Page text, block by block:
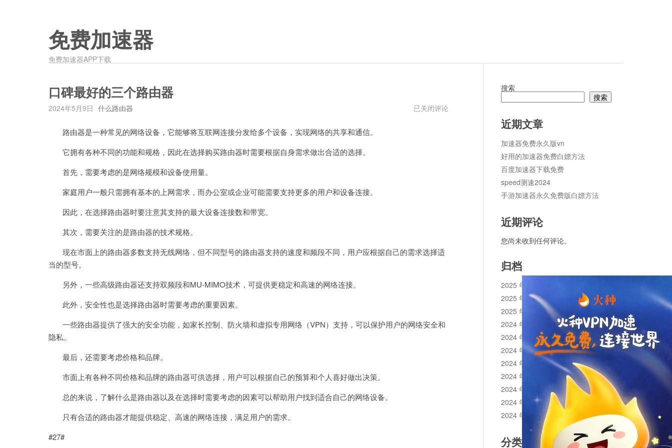
免费加速器
免费加速器APP下载
口碑最好的三个路由器
2024年5月9日 什么路由器
口
已关闭评论
路由器是一种常见的网络设备，它能够将互联网连接分发给多个设备，实现网络的共享和通信。
它拥有各种不同的功能和规格，因此在选择购买路由器时需要根据自身需求做出合适的选择。
首先，需要考虑的是网络规模和设备使用量。
家庭用户一般只需拥有基本的上网需求，而办公室或企业可能需要支持更多的用户和设备连接。
因此，在选择路由器时要注意其支持的最大设备连接数和带宽。
其次，需要关注的是路由器的技术规格。
现在市面上的路由器多数支持无线网络，但不同型号的路由器支持的速度和频段不同，用户应根据自己的需求选择适
当的型号。
另外，一些高级路由器还支持双频段和MU-MIMO技术，可提供更稳定和高速的网络连接。
此外，安全性也是选择路由器时需要考虑的重要因素。
一些路由器提供了强大的安全功能，如家长控制、防火墙和虚拟专用网络（VPN）支持，可以保护用户的网络安全和
隐私。
最后，还需要考虑价格和品牌。
市面上有各种不同价格和品牌的路由器可供选择，用户可以根据自己的预算和个人喜好做出决策。
总的来说，了解什么是路由器以及在选择时需要考虑的因素可以帮助用户找到适合自己的网络设备。
只有合适的路由器才能提供稳定、高速的网络连接，满足用户的需求。
#27#
搜索
搜索
近期文章
加速器免费永久版vn
好用的加速器免费白嫖方法
百度加速器下载免费
speed测速2024
手游加速器永久免费版白嫖方法
近期评论
您尚未收到任何评论。
归档
2025 年 11 月
2025 年 10 月
2025 年 1 月
2024 年 12 月
2024 年 11 月
2024 年 10 月
2024 年 9 月
2024 年 8 月
2024 年 7 月
2024 年 6 月
2024 年 5 月
分类目录